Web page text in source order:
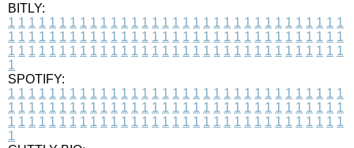
BITLY:
1 1 1 1 1 1 1 1 1 1 1 1 1 1 1 1 1 1 1 1 1 1 1 1 1 1 1 1 1 1 1 1 1
1 1 1 1 1 1 1 1 1 1 1 1 1 1 1 1 1 1 1 1 1 1 1 1 1 1 1 1 1 1 1 1 1
1 1 1 1 1 1 1 1 1 1 1 1 1 1 1 1 1 1 1 1 1 1 1 1 1 1 1 1 1 1 1 1 1
1
SPOTIFY:
1 1 1 1 1 1 1 1 1 1 1 1 1 1 1 1 1 1 1 1 1 1 1 1 1 1 1 1 1 1 1 1 1
1 1 1 1 1 1 1 1 1 1 1 1 1 1 1 1 1 1 1 1 1 1 1 1 1 1 1 1 1 1 1 1 1
1 1 1 1 1 1 1 1 1 1 1 1 1 1 1 1 1 1 1 1 1 1 1 1 1 1 1 1 1 1 1 1 1
1